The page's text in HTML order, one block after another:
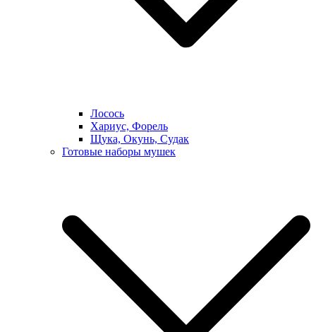
Лосось
Хариус, Форель
Щука, Окунь, Судак
Готовые наборы мушек